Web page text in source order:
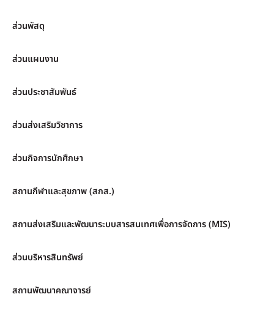
ส่วนพัสดุ
ส่วนแผนงาน
ส่วนประชาสัมพันธ์
ส่วนส่งเสริมวิชาการ
ส่วนกิจการนักศึกษา
สถานกีฬาและสุขภาพ (สกส.)
สถานส่งเสริมและพัฒนาระบบสารสนเทศเพื่อการจัดการ (MIS)
ส่วนบริหารสินทรัพย์
สถานพัฒนาคณาจารย์